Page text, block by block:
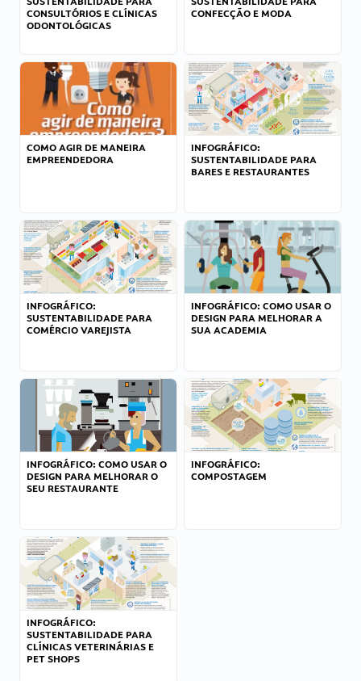
CONSULTÓRIOS E CLÍNICAS
ODONTOLÓGICAS
CONFECÇÃO E MODA
COMO AGIR DE MANEIRA
EMPREENDEDORA
INFOGRÁFICO:
SUSTENTABILIDADE PARA
BARES E RESTAURANTES
INFOGRÁFICO:
SUSTENTABILIDADE PARA
COMÉRCIO VAREJISTA
INFOGRÁFICO: COMO USAR O
DESIGN PARA MELHORAR A
SUA ACADEMIA
INFOGRÁFICO: COMO USAR O
DESIGN PARA MELHORAR O
SEU RESTAURANTE
INFOGRÁFICO:
COMPOSTAGEM
INFOGRÁFICO:
SUSTENTABILIDADE PARA
CLÍNICAS VETERINÁRIAS E
PET SHOPS